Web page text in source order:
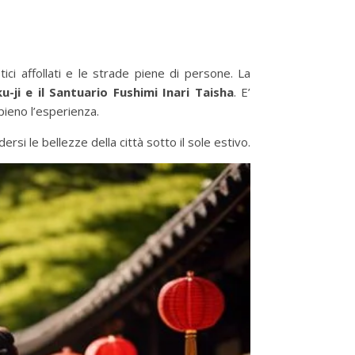
affollati e le strade piene di persone. La
ji e il Santuario Fushimi Inari Taisha. E’
l’esperienza.
le bellezze della città sotto il sole estivo.